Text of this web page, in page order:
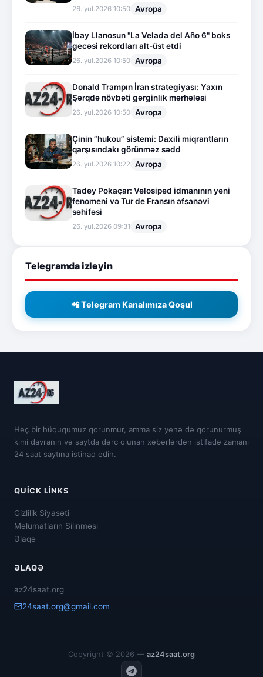
26.İyul.2026 10:50 Avropa
İbay Llanosun "La Velada del Año 6" boks
gecəsi rekordları alt-üst etdi
26.İyul.2026 10:50 Avropa
Donald Trampın İran strategiyası: Yaxın
Şərqdə növbəti gərginlik mərhələsi
26.İyul.2026 10:50 Avropa
Çinin “hukou” sistemi: Daxili miqrantların
qarşısındakı görünməz sədd
26.İyul.2026 10:22 Avropa
Tadey Pokaçar: Velosiped idmanının yeni
fenomeni və Tur de Fransın əfsanəvi
səhifəsi
26.İyul.2026 09:31 Avropa
Telegramda izləyin
📲 Telegram Kanalımıza Qoşul
Heç bir hüququmuz qorunmur, amma siz yenə də qorunurmuş
kimi davranın və saytda dərc olunan xəbərlərdən istifadə zamanı
24 saat saytına istinad edin.
QUICK LINKS
Gizlilik Siyasəti
Məlumatların Silinməsi
Əlaqə
ƏLAQƏ
az24saat.org
24saat.org@gmail.com
Copyright © 2026 — az24saat.org